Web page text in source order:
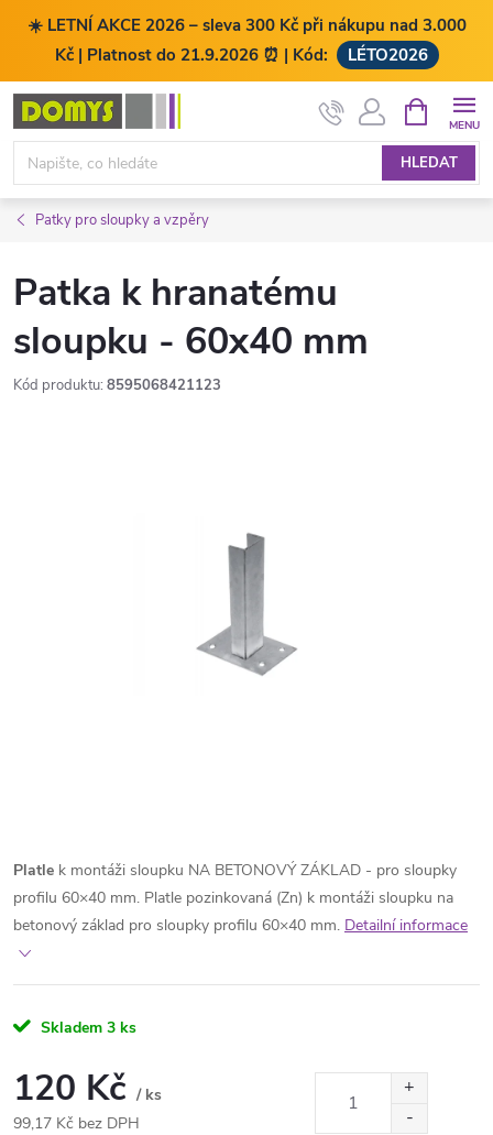
☀️ LETNÍ AKCE 2026 – sleva 300 Kč při nákupu nad 3.000
Kč | Platnost do 21.9.2026 ⏰ | Kód:
LÉTO2026
Přejít
obsah
HLEDAT
NÁKUPNÍ
KOŠÍK
Patky pro sloupky a vzpěry
Patka k hranatému
sloupku - 60x40 mm
Kód produktu: 8595068421123
Platle k montáži sloupku NA BETONOVÝ ZÁKLAD - pro sloupky
profilu 60×40 mm. Platle pozinkovaná (Zn) k montáži sloupku na
betonový základ pro sloupky profilu 60×40 mm. Detailní informace
Skladem 3 ks
120 Kč / ks
99,17 Kč bez DPH